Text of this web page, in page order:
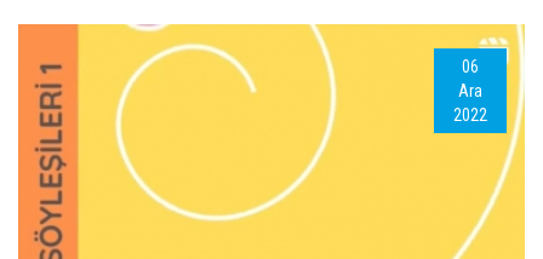
06
Ara
2022